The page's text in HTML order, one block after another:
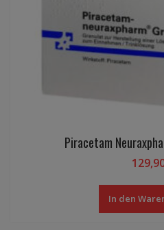
Piracetam
In den